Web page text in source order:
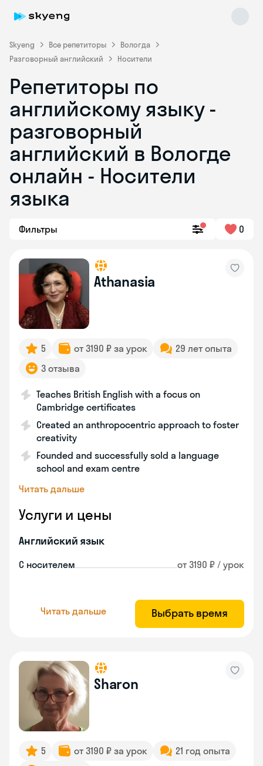
Skyeng Все репетиторы
Вологда
Разговорный английский
Носители
Репетиторы по
английскому языку -
разговорный
английский в Вологде
онлайн - Носители
языка
Фильтры 0
Athanasia
5 от 3190 ₽ за урок
29 лет опыта
3 отзыва
Teaches British English with a focus on
Cambridge certificates
Created an anthropocentric approach to foster
creativity
Founded and successfully sold a language
school and exam centre
Читать дальше
Услуги и цены
Английский язык
С носителем от 3190 ₽ / урок
Читать дальше Выбрать время
Sharon
5 от 3190 ₽ за урок
21 год опыта
Skyeng Chat